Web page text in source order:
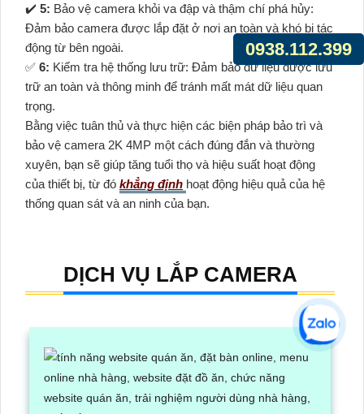
✔️ 5: Bảo vệ camera khỏi va đập và thậm chí phá hủy:
Đảm bảo camera được lắp đặt ở nơi an toàn và khó bị tác
động từ bên ngoài.
️✅ 6: Kiểm tra hệ thống lưu trữ: Đảm bảo dữ liệu được lưu
trữ an toàn và thông minh để tránh mất mát dữ liệu quan
trọng.
Bằng việc tuân thủ và thực hiện các biện pháp bảo trì và
bảo vệ camera 2K 4MP một cách đúng đắn và thường
xuyên, bạn sẽ giúp tăng tuổi thọ và hiệu suất hoạt động
của thiết bị, từ đó khẳng định hoạt động hiệu quả của hệ
thống quan sát và an ninh của bạn.
DỊCH VỤ LẮP CAMERA
0938.112.399